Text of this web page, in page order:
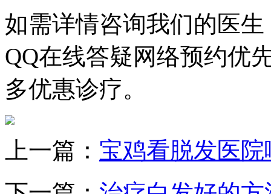
如需详情咨询我们的医生
QQ在线答疑网络预约优
多优惠诊疗。
上一篇： 宝鸡看脱发医